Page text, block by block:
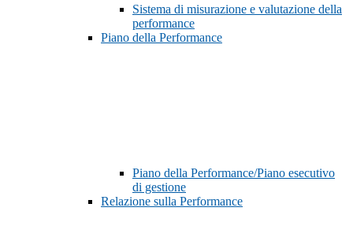
Sistema di misurazione e valutazione della
performance
Piano della Performance
Piano della Performance/Piano esecutivo
di gestione
Relazione sulla Performance